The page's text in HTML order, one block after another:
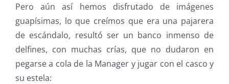
Pero aún así hemos disfrutado de imágenes
guapísimas, lo que creímos que era una pajarera
de escándalo, resultó ser un banco inmenso de
delfines, con muchas crías, que no dudaron en
pegarse a cola de la Manager y jugar con el casco y
su estela: